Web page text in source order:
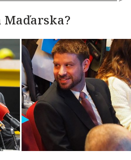
Maďarska?